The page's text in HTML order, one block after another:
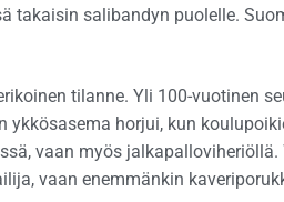
takaisin salibandyn puolelle.
tilanne. Yli 100-vuotinen
horjui, kun
vaan myös
vaan enemmänkin